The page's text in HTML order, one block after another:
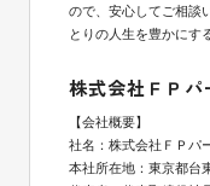
ので、安心してご相談
とりの人生を豊かにす
株式会社ＦＰ
【会社概要】
社名：株式会社ＦＰパ
本社所在地：東京都台